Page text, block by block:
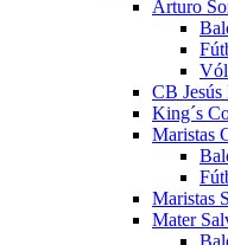
Arturo
CB Jesús
King´s
Maristas
Maristas
Mater